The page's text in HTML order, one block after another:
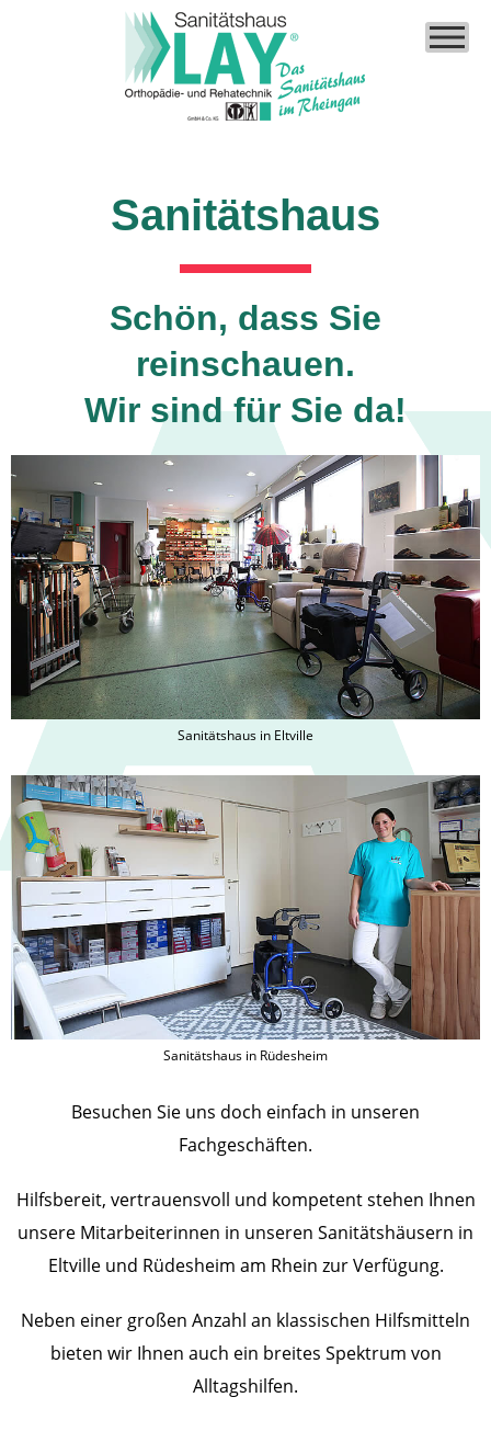
Sanitätshaus
Schön, dass Sie
reinschauen.
Wir sind für Sie da!
Sanitätshaus in Eltville
Sanitätshaus in Rüdesheim
Besuchen Sie uns doch einfach in unseren
Fachgeschäften.
Hilfsbereit, vertrauensvoll und kompetent stehen Ihnen
unsere Mitarbeiterinnen in unseren Sanitätshäusern in
Eltville und Rüdesheim am Rhein zur Verfügung.
Neben einer großen Anzahl an klassischen Hilfsmitteln
bieten wir Ihnen auch ein breites Spektrum von
Alltagshilfen.